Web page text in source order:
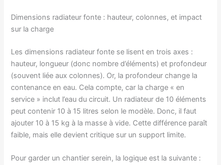
Dimensions radiateur fonte : hauteur, colonnes, et impact
sur la charge
Les dimensions radiateur fonte se lisent en trois axes :
hauteur, longueur (donc nombre d’éléments) et profondeur
(souvent liée aux colonnes). Or, la profondeur change la
contenance en eau. Cela compte, car la charge « en
service » inclut l’eau du circuit. Un radiateur de 10 éléments
peut contenir 10 à 15 litres selon le modèle. Donc, il faut
ajouter 10 à 15 kg à la masse à vide. Cette différence paraît
faible, mais elle devient critique sur un support limite.
Pour garder un chantier serein, la logique est la suivante :